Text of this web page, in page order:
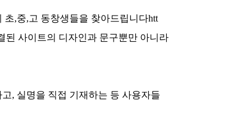
,중,고 동창생들을 찾아드립니다htt
된 사이트의 디자인과 문구뿐만 아니라
, 실명을 직접 기재하는 등 사용자들